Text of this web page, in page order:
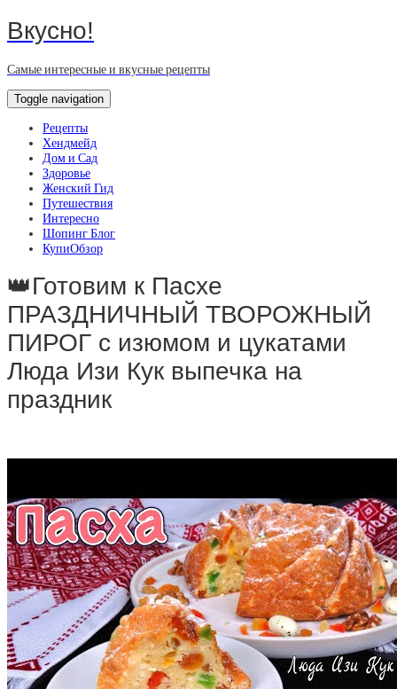
Вкусно!
Самые интересные и вкусные рецепты
Toggle navigation
Рецепты
Хендмейд
Дом и Сад
Здоровье
Женский Гид
Путешествия
Интересно
Шопинг Блог
КупиОбзор
👑Готовим к Пасхе
ПРАЗДНИЧНЫЙ ТВОРОЖНЫЙ
ПИРОГ с изюмом и цукатами
Люда Изи Кук выпечка на
праздник